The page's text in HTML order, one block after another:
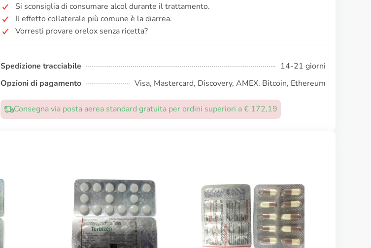
Si sconsiglia di consumare alcol durante il trattamento.
Il effetto collaterale più comune è la diarrea.
Vorresti provare orelox senza ricetta?
Spedizione tracciabile
14-21 giorni
Opzioni di pagamento
Visa, Mastercard, Discovery, AMEX, Bitcoin, Ethereum
Consegna via posta aerea standard gratuita per ordini superiori a € 172,19
Augmentin